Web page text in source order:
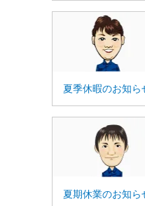
夏季休暇のお知ら
夏期休業のお知ら